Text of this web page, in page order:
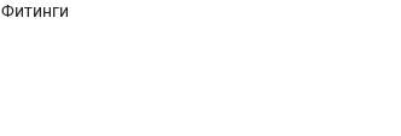
Фитинги